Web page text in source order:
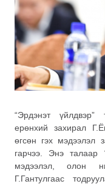
“Эрдэнэт
ерөнхий захирал
өгсөн гэх мэдээлэл
гарчээ. Энэ талаар
мэдээлэл, олон
Г.Гантулгаас